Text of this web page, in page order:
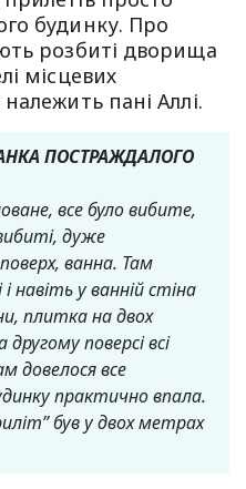
будинку. Про
розбиті дворища
місцевих
пані Аллі.
ПОСТРАЖДАЛОГО
все було вибите,
вибиті, дуже
ванна. Там
навіть у ванній стіна
плитка на двох
поверсі всі
довелося все
практично впала.
був у двох метрах